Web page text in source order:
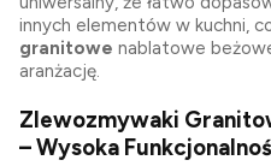
innych elementów w kuchni,
granitowe nablatowe
aranżację.
Zlewozmywaki
– Wysoka